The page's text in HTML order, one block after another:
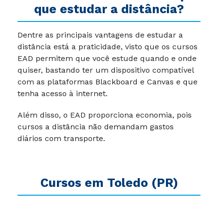
que estudar a distância?
Dentre as principais vantagens de estudar a
distância está a praticidade, visto que os cursos
EAD permitem que você estude quando e onde
quiser, bastando ter um dispositivo compatível
com as plataformas Blackboard e Canvas e que
tenha acesso à internet.
Além disso, o EAD proporciona economia, pois
cursos a distância não demandam gastos
diários com transporte.
Cursos em Toledo (PR)